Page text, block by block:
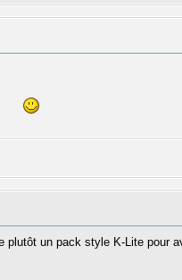
un pack style K-Lite pour